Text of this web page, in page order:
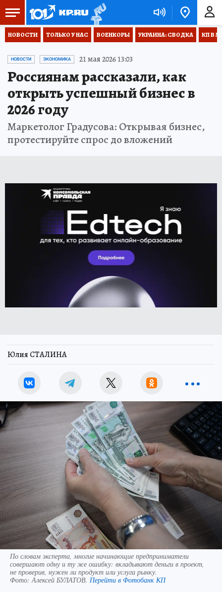
НОВОСТИ ТОЛЬКО У НАС ВОЕНКОРЫ УКРАИНА: СВОДКА КП В
НОВОСТИ ЭКОНОМИКА 21 мая 2026 13:03
Россиянам рассказали, как
открыть успешный бизнес в
2026 году
Маркетолог Градусова: Открывая бизнес,
протестируйте спрос до вложений
Юлия СТАЛИНА
По словам эксперта, многие начинающие предприниматели
совершают одну и ту же ошибку: вкладывают деньги в проект,
не проверив, нужен ли продукт или услуга рынку.
Фото: Алексей БУЛАТОВ. Перейти в Фотобанк КП